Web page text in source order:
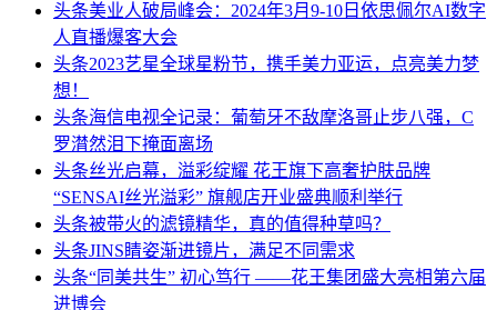
头条美业人破局峰会：2024年3月9-10日依思佩尔AI数字
人直播爆客大会
头条2023艺星全球星粉节，携手美力亚运，点亮美力梦
想！
头条海信电视全记录：葡萄牙不敌摩洛哥止步八强，C
罗潸然泪下掩面离场
头条丝光启幕，溢彩绽耀 花王旗下高奢护肤品牌
“SENSAI丝光溢彩” 旗舰店开业盛典顺利举行
头条被带火的滤镜精华，真的值得种草吗？
头条JINS睛姿渐进镜片，满足不同需求
头条“同美共生” 初心笃行 ——花王集团盛大亮相第六届
进博会